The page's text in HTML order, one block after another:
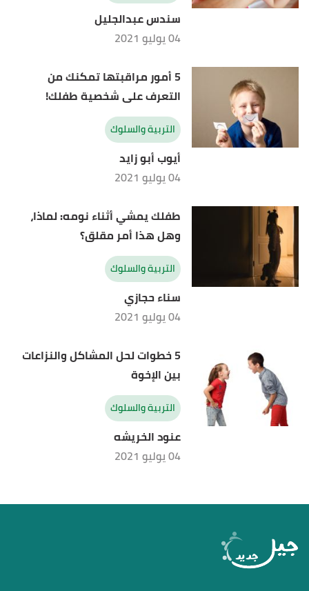
سندس عبدالجليل
04 يوليو 2021
5 أمور مراقبتها تمكنك من
التعرف على شخصية طفلك!
التربية والسلوك
أيوب أبو زايد
04 يوليو 2021
طفلك يمشي أثناء نومه: لماذا،
وهل هذا أمر مقلق؟
التربية والسلوك
سناء حجازي
04 يوليو 2021
5 خطوات لحل المشاكل والنزاعات
بين الإخوة
التربية والسلوك
عنود الخريشه
04 يوليو 2021